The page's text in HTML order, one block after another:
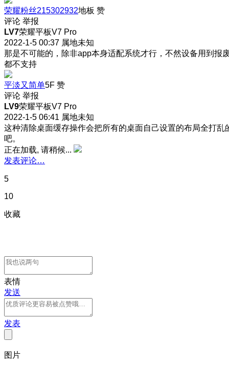
荣耀粉丝215302932地板 赞
评论 举报
LV7荣耀平板V7 Pro
2022-1-5 00:37 属地未知
那是不可能的，除非app本身适配系统才行，不然设备用到报
都不支持
平淡又简单5F 赞
评论 举报
LV9荣耀平板V7 Pro
2022-1-5 06:41 属地未知
这种清除桌面缓存操作会把所有的桌面自己设置的布局全打乱
吧。
正在加载, 请稍候...
发表评论…
5
10
收藏
表情
发送
发表
图片